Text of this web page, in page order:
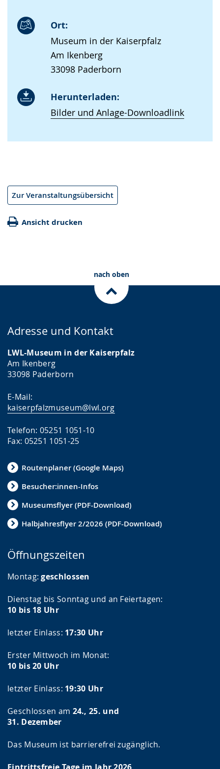
Ort:
Museum in der Kaiserpfalz
Am Ikenberg
33098 Paderborn
Herunterladen:
Bilder und Anlage-Downloadlink
Zur Veranstaltungsübersicht
Ansicht drucken
nach oben
Adresse und Kontakt
LWL-Museum in der Kaiserpfalz
Am Ikenberg
33098 Paderborn
E-Mail:
kaiserpfalzmuseum@lwl.org
Telefon: 05251 1051-10
Fax: 05251 1051-25
Routenplaner (Google Maps)
Besucher:innen-Infos
Museumsflyer (PDF-Download)
Halbjahresflyer 2/2026 (PDF-Download)
Öffnungszeiten
Montag:geschlossen
Dienstag bis Sonntag und an Feiertagen:
10 bis 18 Uhr
letzter Einlass: 17:30 Uhr
Erster Mittwoch im Monat:
10 bis 20 Uhr
letzter Einlass: 19:30 Uhr
Geschlossen am 24., 25. und
31. Dezember
Das Museum ist barrierefrei zugänglich.